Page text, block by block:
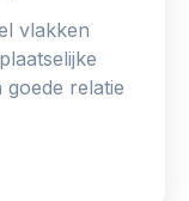
vlakken
goede relatie